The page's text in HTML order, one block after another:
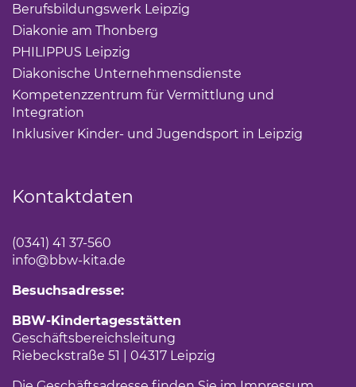
Berufsbildungswerk Leipzig
Diakonie am Thonberg
PHILIPPUS Leipzig
Diakonische Unternehmensdienste
Kompetenzzentrum für Vermittlung und
Integration
Inklusiver Kinder- und Jugendsport in Leipzig
Kontaktdaten
(0341) 41 37-560
info@bbw-kita.de
Besuchsadresse:
BBW-Kindertagesstätten
Geschäftsbereichsleitung
Riebeckstraße 51 | 04317 Leipzig